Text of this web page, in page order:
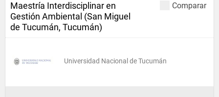
Comparar
Maestría Interdisciplinar en
Gestión Ambiental (San Miguel
de Tucumán, Tucumán)
Universidad Nacional de Tucumán